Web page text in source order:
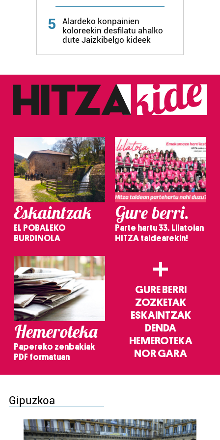
Webgune honek cookie propioak eta hirugarrenen cookie-
fitxategiak erabiltzen ditu. Zure esperientzia eta
zerbitzuak hobetzeko asmoz, cookie teknologiaz
baliatzen gara. Ohar hau onartuz gero, teknologia hori
erabiltzeko baimen esplizitua ematen diguzu.Gehiago
5
Alardeko konpainien
koloreekin desfilatu ahalko
dute Jaizkibelgo kideek
Eskaintzak
EL POBALEKO
BURDINOLA
Gure berri.
Parte hartu 33. Lilatoian
HITZA taldearekin!
Hemeroteka
Papereko zenbakiak
PDF formatuan
+
GURE BERRI
ZOZKETAK
ESKAINTZAK
DENDA
HEMEROTEKA
NOR GARA
Gipuzkoa